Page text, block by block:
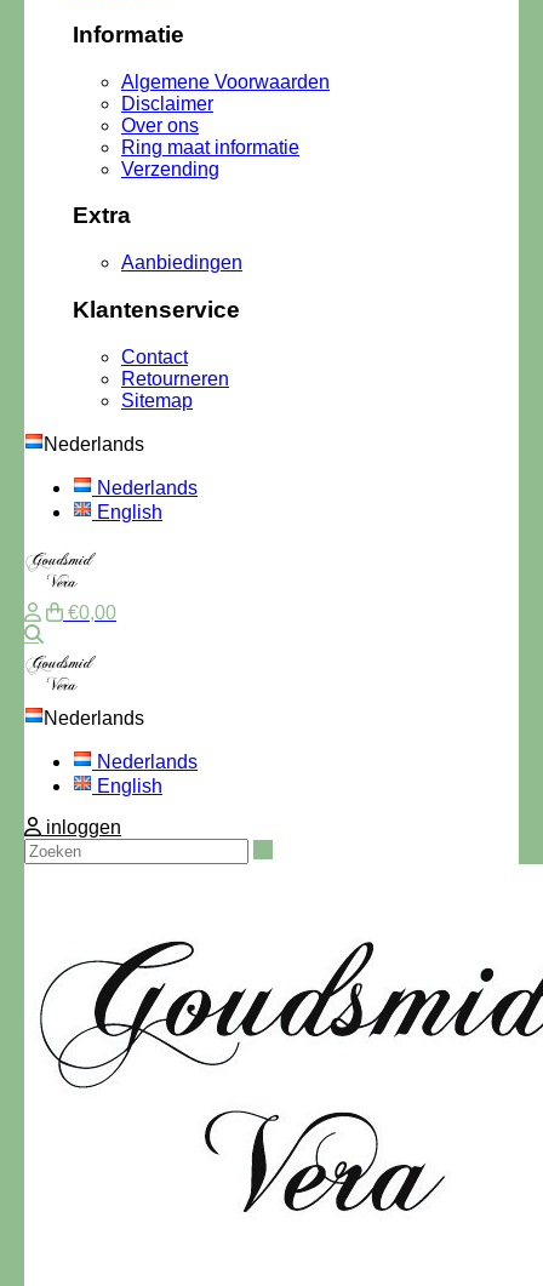
Informatie
Algemene Voorwaarden
Disclaimer
Over ons
Ring maat informatie
Verzending
Extra
Aanbiedingen
Klantenservice
Contact
Retourneren
Sitemap
Nederlands
Nederlands
English
€0,00
Nederlands
Nederlands
English
inloggen